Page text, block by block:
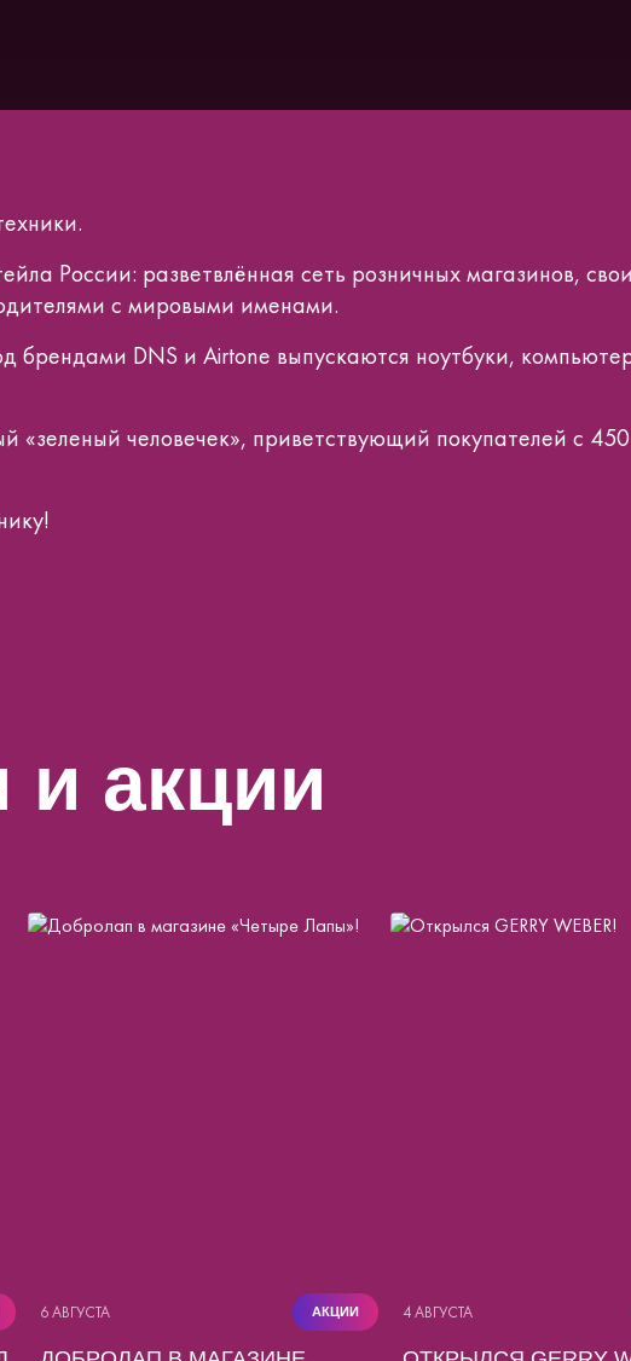
России: разветвлённая сеть розничных магазинов,
с мировыми именами.
брендами DNS и Airtone выпускаются ноутбуки,
человечек», приветствующий покупателей с
акции
6 АВГУСТА АКЦИИ 4 АВГУСТА